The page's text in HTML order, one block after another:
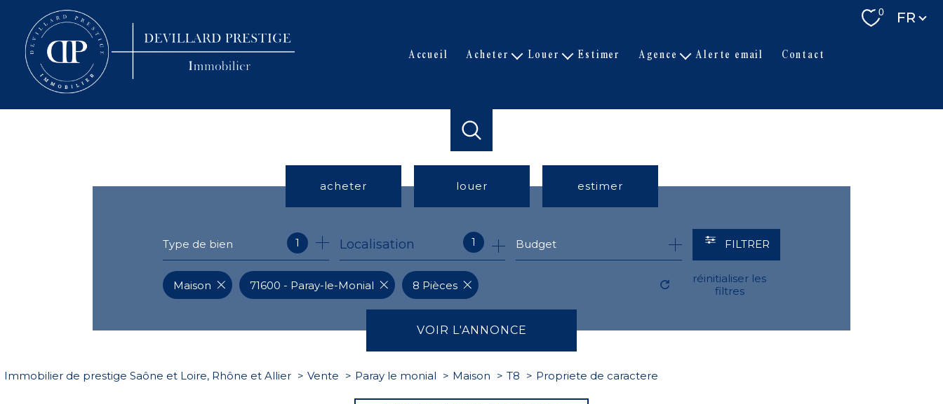
0 Langue
FR
accueil acheter
Biens vendus
louer estimer agence alerte email contact
acheter
de l'ancien
louer
à l'année
estimer
Type de bien 1 1
Localisation Budget FILTRER
VOIR L'ANNONCE
Maison 71600 - Paray-le-Monial 8 Pièces
réinitialiser les
filtres
Immobilier de prestige Saône et Loire, Rhône et Allier Vente Paray le monial Maison T8 Propriete de caractere